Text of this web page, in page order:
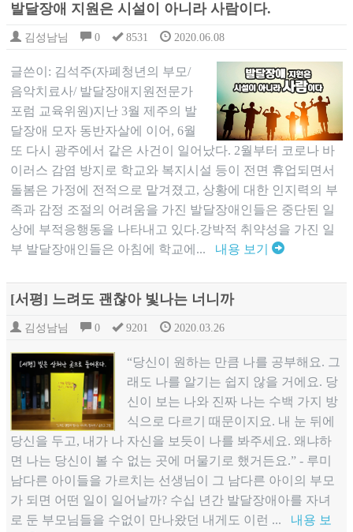
발달장애 지원은 시설이 아니라 사람이다.
김성남님 0 8531 2020.06.08
글쓴이: 김석주(자폐청년의 부모/
음악치료사/ 발달장애지원전문가
포럼 교육위원)지난 3월 제주의 발
달장애 모자 동반자살에 이어, 6월
또 다시 광주에서 같은 사건이 일어났다. 2월부터 코로나 바
이러스 감염 방지로 학교와 복지시설 등이 전면 휴업되면서
돌봄은 가정에 전적으로 맡겨졌고, 상황에 대한 인지력의 부
족과 감정 조절의 어려움을 가진 발달장애인들은 중단된 일
상에 부적응행동을 나타내고 있다.강박적 취약성을 가진 일
부 발달장애인들은 아침에 학교에... 내용 보기
[서평] 느려도 괜찮아 빛나는 너니까
김성남님 0 9201 2020.03.26
“당신이 원하는 만큼 나를 공부해요. 그
래도 나를 알기는 쉽지 않을 거에요. 당
신이 보는 나와 진짜 나는 수백 가지 방
식으로 다르기 때문이지요. 내 눈 뒤에
당신을 두고, 내가 나 자신을 보듯이 나를 봐주세요. 왜냐하
면 나는 당신이 볼 수 없는 곳에 머물기로 했거든요.” - 루미
남다른 아이들을 가르치는 선생님이 그 남다른 아이의 부모
가 되면 어떤 일이 일어날까? 수십 년간 발달장애아를 자녀
로 둔 부모님들을 수없이 만나왔던 내게도 이런 ... 내용 보